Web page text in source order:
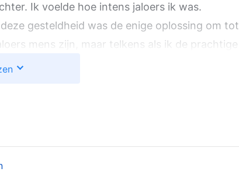
Ik voelde hoe intens jaloers ik was.
gesteldheid was de enige oplossing om tot
mens zijn, maar telkens als ik de prachtige
op haar. O God. Ik weet niet wat ik moet
met me over mijn gesteldheid,
sluiten hen buiten. Is dit niet een geval van